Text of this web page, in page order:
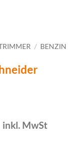
/ BENZIN
Aktueller
inkl. MwSt